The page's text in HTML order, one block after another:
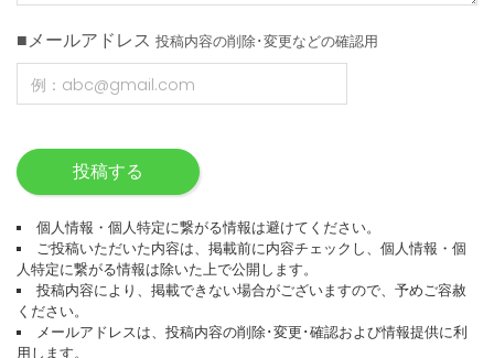
■メールアドレス 投稿内容の削除･変更などの確認用
投稿する
個人情報・個人特定に繋がる情報は避けてください。
ご投稿いただいた内容は、掲載前に内容チェックし、個人情報・個
人特定に繋がる情報は除いた上で公開します。
投稿内容により、掲載できない場合がございますので、予めご容赦
ください。
メールアドレスは、投稿内容の削除･変更･確認および情報提供に利
用します。